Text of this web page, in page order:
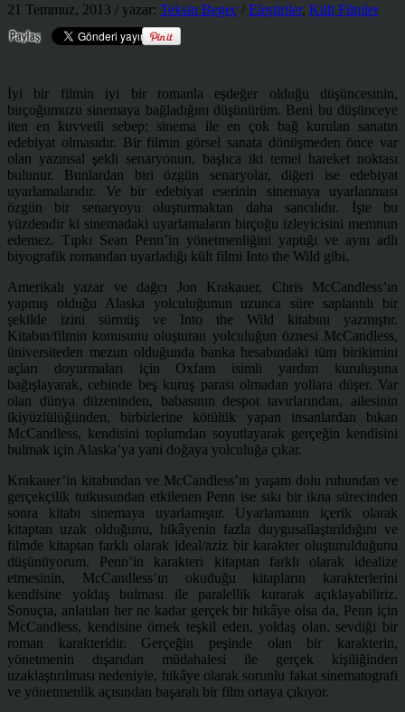
21 Temmuz, 2013 / yazar: Teksin Begeç / Eleştiriler, Kült Filmler
İyi bir filmin iyi bir romanla eşdeğer olduğu düşüncesinin,
birçoğumuzu sinemaya bağladığını düşünürüm. Beni bu düşünceye
iten en kuvvetli sebep; sinema ile en çok bağ kurulan sanatın
edebiyat olmasıdır. Bir filmin görsel sanata dönüşmeden önce var
olan yazınsal şekli senaryonun, başlıca iki temel hareket noktası
bulunur. Bunlardan biri özgün senaryolar, diğeri ise edebiyat
uyarlamalarıdır. Ve bir edebiyat eserinin sinemaya uyarlanması
özgün bir senaryoyu oluşturmaktan daha sancılıdır. İşte bu
yüzdendir ki sinemadaki uyarlamaların birçoğu izleyicisini memnun
edemez. Tıpkı Sean Penn’in yönetmenliğini yaptığı ve aynı adlı
biyografik romandan uyarladığı kült filmi Into the Wild gibi.
Amerikalı yazar ve dağcı Jon Krakauer, Chris McCandless’ın
yapmış olduğu Alaska yolculuğunun uzunca süre saplantılı bir
şekilde izini sürmüş ve Into the Wild kitabını yazmıştır.
Kitabın/filmin konusunu oluşturan yolculuğun öznesi McCandless,
üniversiteden mezun olduğunda banka hesabındaki tüm birikimini
açları doyurmaları için Oxfam isimli yardım kuruluşuna
bağışlayarak, cebinde beş kuruş parası olmadan yollara düşer. Var
olan dünya düzeninden, babasının despot tavırlarından, ailesinin
ikiyüzlülüğünden, birbirlerine kötülük yapan insanlardan bıkan
McCandless, kendisini toplumdan soyutlayarak gerçeğin kendisini
bulmak için Alaska’ya yani doğaya yolculuğa çıkar.
Krakauer’in kitabından ve McCandless’ın yaşam dolu ruhundan ve
gerçekçilik tutkusundan etkilenen Penn ise sıkı bir ikna sürecinden
sonra kitabı sinemaya uyarlamıştır. Uyarlamanın içerik olarak
kitaptan uzak olduğunu, hikâyenin fazla duygusallaştırıldığını ve
filmde kitaptan farklı olarak ideal/aziz bir karakter oluşturulduğunu
düşünüyorum. Penn’in karakteri kitaptan farklı olarak idealize
etmesinin, McCandless’ın okuduğu kitapların karakterlerini
kendisine yoldaş bulması ile paralellik kurarak açıklayabiliriz.
Sonuçta, anlatılan her ne kadar gerçek bir hikâye olsa da, Penn için
McCandless, kendisine örnek teşkil eden, yoldaş olan, sevdiği bir
roman karakteridir. Gerçeğin peşinde olan bir karakterin,
yönetmenin dışarıdan müdahalesi ile gerçek kişiliğinden
uzaklaştırılması nedeniyle, hikâye olarak sorunlu fakat sinematografi
ve yönetmenlik açısından başaralı bir film ortaya çıkıyor.